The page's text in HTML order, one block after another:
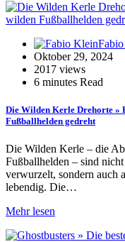
Oktober 29, 2024
2017 views
6 minutes Read
Die Wilden Kerle Drehorte »
Fußballhelden gedreht
Die Wilden Kerle – die
Fußballhelden – sind
verwurzelt, sondern auch
lebendig. Die…
Mehr lesen